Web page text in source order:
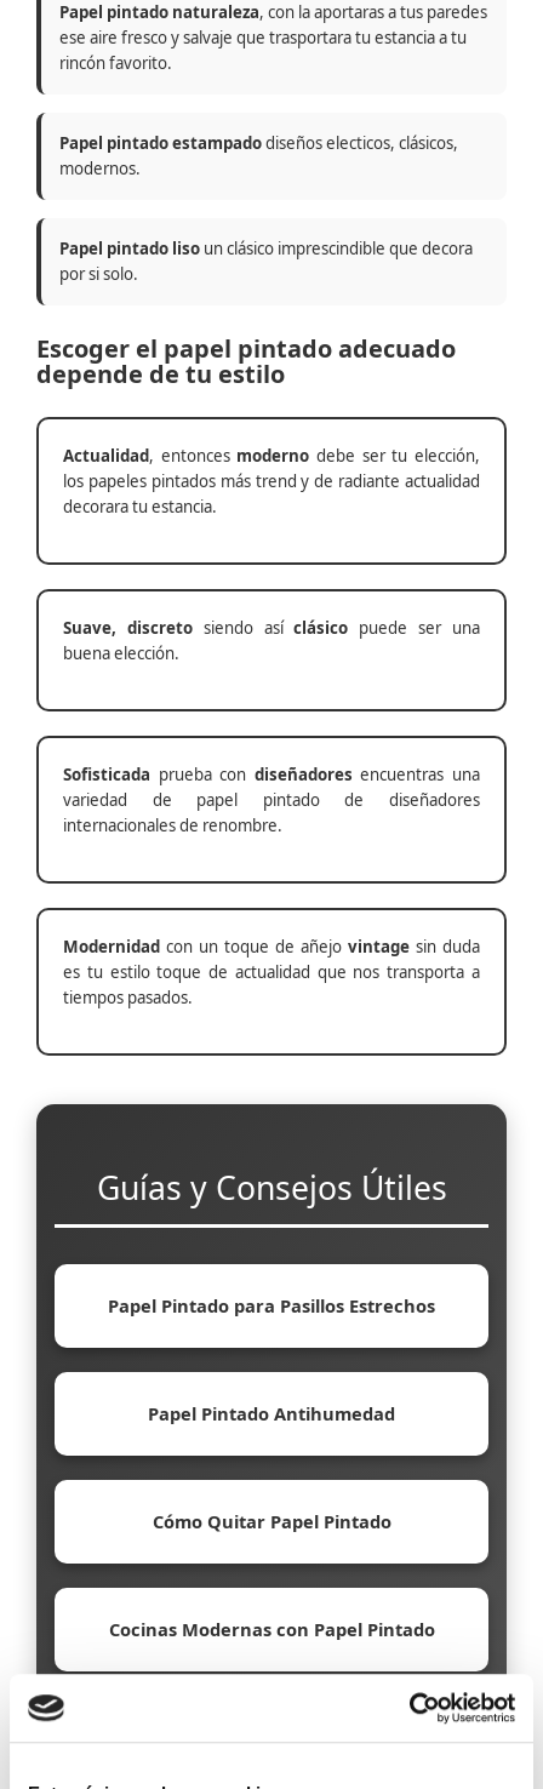
Papel pintado naturaleza, con la aportaras a tus paredes
ese aire fresco y salvaje que trasportara tu estancia a tu
rincón favorito.
Papel pintado estampadodiseños electicos, clásicos,
modernos.
Papel pintado liso un clásico imprescindible que decora
por si solo.
Escoger el papel pintado adecuado
depende de tu estilo
Actualidad, entonces moderno debe ser tu elección,
los papeles pintados más trend y de radiante actualidad
decorara tu estancia.
Suave, discretosiendo asíclásico puede ser una
buena elección.
Sofisticada prueba con diseñadores encuentras una
variedad de papel pintado de diseñadores
internacionales de renombre.
Modernidad con un toque de añejo vintage sin duda
es tu estilo toque de actualidad que nos transporta a
tiempos pasados.
Guías y Consejos Útiles
Papel Pintado para Pasillos Estrechos
Papel Pintado Antihumedad
Cómo Quitar Papel Pintado
Cocinas Modernas con Papel Pintado
Papel Pintado Ecológico